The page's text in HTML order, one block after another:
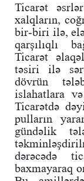
Ticarət
xalqların,
bir-biri ilə,
qarşılıqlı
Ticarət
təsiri ilə
dövrün
islahatlara
Ticarətdə
pulların
gündəlik
dərəcədə
baxmayaraq